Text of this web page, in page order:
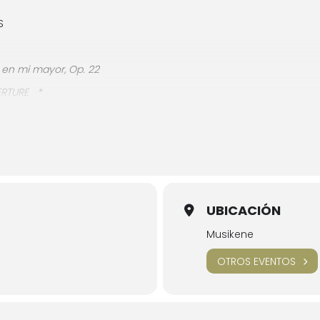
mi mayor, Op. 22
*
persona podrá recoger hasta dos invitaciones el mismo día,
UBICACIÓN
Musikene
OTROS EVENTOS